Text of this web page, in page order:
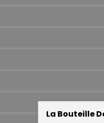
La Bouteille